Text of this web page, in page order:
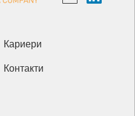
Кариери
Контакти